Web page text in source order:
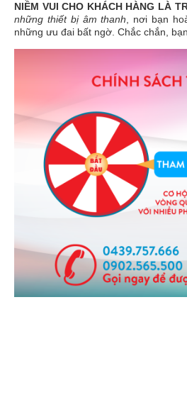
NIỀM VUI CHO KHÁCH HÀNG LÀ
những thiết bị âm thanh , nơi bạn
những ưu đai bất ngờ. Chắc chắn,